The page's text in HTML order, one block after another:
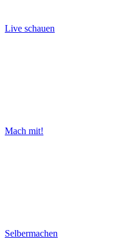
Live schauen
Mach mit!
Selbermachen